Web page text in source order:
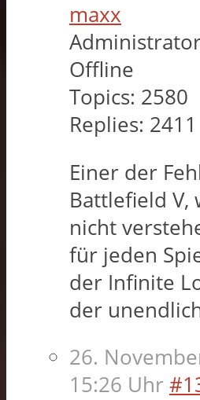
maxx
Offline
Topics: 2580
Replies: 2411
Einer der
Battlefield V,
nicht
für jeden
der Infinite
der
26.
15:26 Uhr